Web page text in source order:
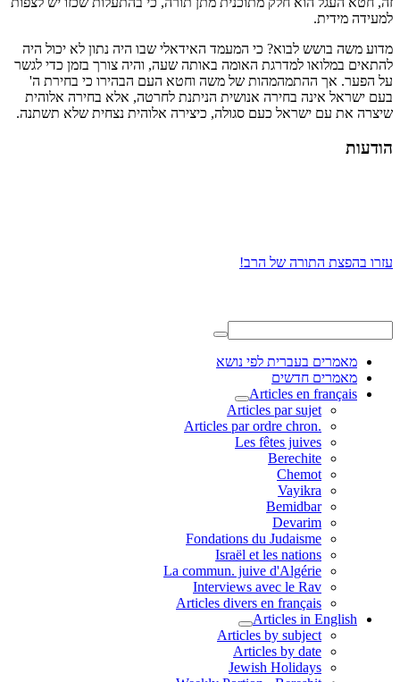
למעידה מידית.
מדוע משה בושש לבוא? כי המעמד האידאלי שבו היה נתון לא יכול היה
להתאים במלואו למדרגת האומה באותה שעה, והיה צורך בזמן כדי לגשר
על הפער. אך ההתמהמהות של משה וחטא העם הבהירו כי בחירת ה'
בעם ישראל אינה בחירה אנושית הניתנת לחרטה, אלא בחירה אלוהית
שיצרה את עם ישראל כעם סגולה, כיצירה אלוהית נצחית שלא תשתנה.
הודעות
עזרו בהפצת התורה של הרב!
מאמרים בעברית לפי נושא
מאמרים חדשים
Articles en français
Articles par sujet
.Articles par ordre chron
Les fêtes juives
Berechite
Chemot
Vayikra
Bemidbar
Devarim
Fondations du Judaisme
Israël et les nations
La commun. juive d'Algérie
Interviews avec le Rav
Articles divers en français
Articles in English
Articles by subject
Articles by date
Jewish Holidays